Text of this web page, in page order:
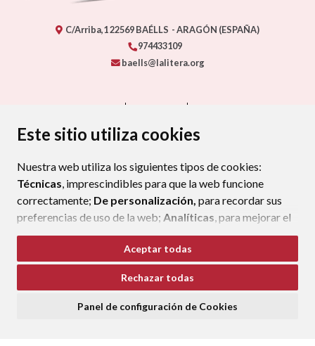
Este sitio utiliza cookies
Nuestra web utiliza los siguientes tipos de cookies:
Técnicas, imprescindibles para que la web funcione
correctamente; De personalización, para recordar sus
preferencias de uso de la web; Analíticas, para mejorar el
funcionamiento de la web y sus servicios.
Si acepta pulsando el botón“Aceptar todas”
consideramos que acepta su uso. Si pulsa el botón
ninguna acción, se guardarán las cookies técnicas
Aceptar todas
Rechazar todas
Panel de configuración de Cookies
C/Arriba,122569BAÉLLS - ARAGÓN (ESPAÑA)
974433109
baells@lalitera.org
PROTECCIÓN DE DATOS
POLÍTICA DE COOKIES